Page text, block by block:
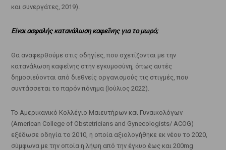
και συνεργάτες, 2019).
Είναι ασφαλής κατανάλωση καφεΐνης για το μωρό;
Θα αναφερθούμε στις οδηγίες, που σχετίζονται με την
κατανάλωση καφεΐνης στην εγκυμοσύνη, όπως αυτές
δημοσιεύονται από διεθνείς οργανισμούς τις στιγμές, που
συντάσσεται το παρόν πόνημα (Ιούλιος 2022).
Το Αμερικανικό Κολλέγιο Μαιευτήρων και Γυναικολόγων
(American College of Obstetricians and Gynecologists/ ACOG)
εξέδωσε οδηγία το 2010, η οποία αξιολογήθηκε εκ νέου το 2020,
σύμφωνα με την οποία η λήψη από την έγκυο έως και 200mg